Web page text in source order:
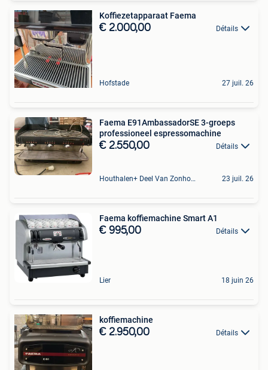
Koffiezetapparaat Faema
€ 2.000,00 Détails
Hofstade 27 juil. 26
Faema E91AmbassadorSE 3-groeps
professioneel espressomachine
€ 2.550,00 Détails
Houthalen+ Deel Van Zonhoven En Zolder 23 juil. 26
Faema koffiemachine Smart A1
€ 995,00 Détails
Lier 18 juin 26
koffiemachine
€ 2.950,00 Détails